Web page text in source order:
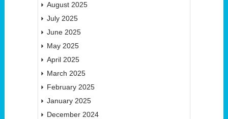
August 2025
July 2025
June 2025
May 2025
April 2025
March 2025
February 2025
January 2025
December 2024